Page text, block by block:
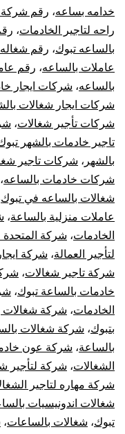
خدامه بساعه، رقم شركة
راحه لتاجير الخادمات،
بالساعه تبوك، رقم
عاملات بالساعه، رقم
بالساعه، شركات ايجار
شركات ايجار شغالات
شركات تأجير شغالات،
تاجير خادمات بالشهر
بالشهر ، شركات تاجير
شركات خادمات بالساعه،
شغالات بالساعه في تبوك
عاملات منزلية بالساعة،
الخادمات، شركة المتحدة
لتأجير العمالة، شركة
شركة تاجير شغالات،
خادمات بالساعة تبوك،
الخادمات، شركة شغالات
بتبوك، شركة شغالات
بالساعة، شركة عون
الشغالات، شركة لتأجير
شركة مهاره لتاجير
شغالات اندونيسيات
تبوك، شغالات بالساعات،